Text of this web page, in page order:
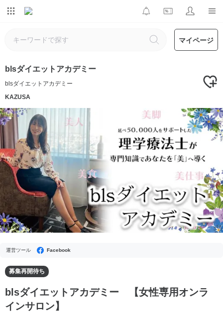
マイページ
blsダイエットアカデミー
blsダイエットアカデミー
KAZUSA
運営ツール Facebook
募集再開待ち
blsダイエットアカデミー 【女性専用オンラ
インサロン】